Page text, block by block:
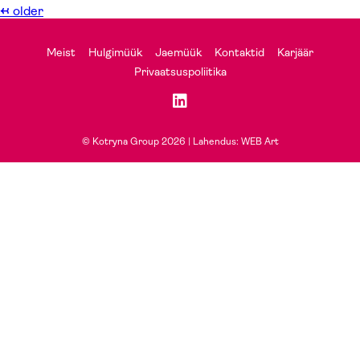
← older
Meist Hulgimüük Jaemüük Kontaktid
Karjäär
Privaatsuspoliitika
© Kotryna Group 2026 | Lahendus: WEB Art